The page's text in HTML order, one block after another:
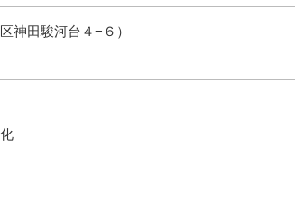
田駿河台４−６）